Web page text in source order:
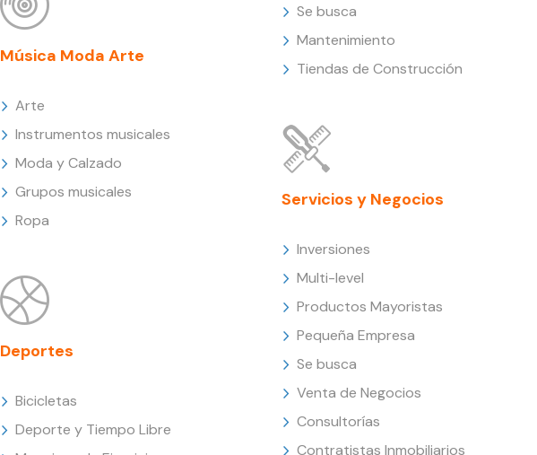
Música Moda Arte
Arte
Instrumentos musicales
Moda y Calzado
Grupos musicales
Ropa
Deportes
Bicicletas
Deporte y Tiempo Libre
Se busca
Mantenimiento
Tiendas de Construcción
Servicios y Negocios
Inversiones
Multi-level
Productos Mayoristas
Pequeña Empresa
Se busca
Venta de Negocios
Consultorías
Contratistas Inmobiliarios